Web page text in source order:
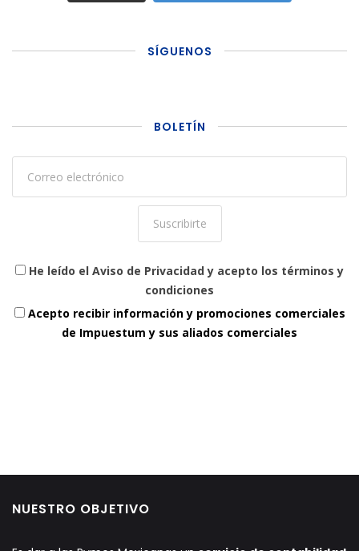
SÍGUENOS
BOLETÍN
He leído el Aviso de Privacidad y acepto los términos y
condiciones
Acepto recibir información y promociones comerciales
de Impuestum y sus aliados comerciales
NUESTRO OBJETIVO